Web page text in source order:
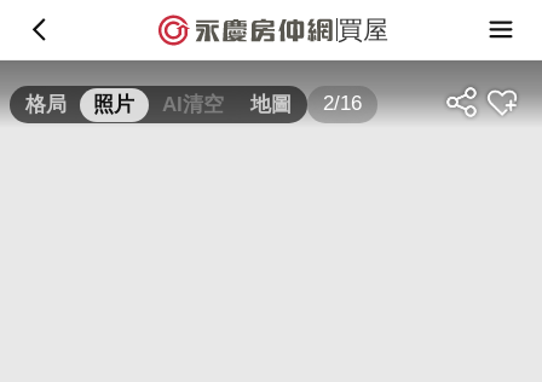
買屋
格局 照片 AI清空 地圖 2/16